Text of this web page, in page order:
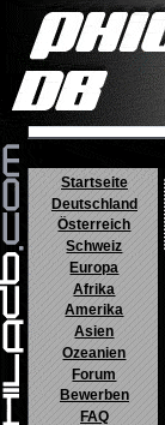
Startseite
Deutschland
Österreich
Schweiz
Europa
Afrika
Amerika
Asien
Ozeanien
Forum
Bewerben
FAQ